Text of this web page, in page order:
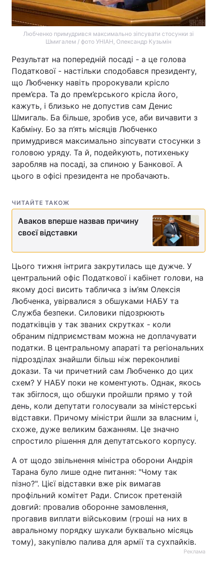
Любченко примудрився максимально зіпсувати стосунки зі
Шмигалем / фото УНІАН, Олександр Кузьмін
Результат на попередній посаді - а це голова
Податкової - настільки сподобався президенту,
що Любченку навіть пророкували крісло
прем’єра. Та до прем’єрського крісла його,
кажуть, і близько не допустив сам Денис
Шмигаль. Ба більше, зробив усе, аби вичавити з
Кабміну. Бо за п’ять місяців Любченко
примудрився максимально зіпсувати стосунки з
головою уряду. Та й, подейкують, потихеньку
заробляв на посаді, за спиною у Банкової. А
цього в офісі президента не пробачають.
ЧИТАЙТЕ ТАКОЖ
Аваков вперше назвав причину
своєї відставки
Цього тижня інтрига закрутилась ще дужче. У
центральний офіс Податкової і кабінет голови, на
якому досі висить табличка з ім’ям Олексія
Любченка, увірвалися з обшуками НАБУ та
Служба безпеки. Силовики підозрюють
податківців у так званих скрутках - коли
обраним підприємствам можна не доплачувати
податки. В центральному апараті та регіональних
підрозділах знайшли більш ніж переконливі
докази. Та чи причетний сам Любченко до цих
схем? У НАБУ поки не коментують. Однак, якось
так збіглося, що обшуки пройшли прямо у той
день, коли депутати голосували за міністерські
відставки. Причому міністри йшли за власним і,
схоже, дуже великим бажанням. Це значно
спростило рішення для депутатського корпусу.
А от щодо звільнення міністра оборони Андрія
Тарана було лише одне питання: "Чому так
пізно?". Цієї відставки вже рік вимагав
профільний комітет Ради. Список претензій
довгий: провалив оборонне замовлення,
прогавив виплати військовим (гроші на них в
авральному порядку шукали буквально місяць
тому), закупівлю палива для армії та сухпайків.
Реклама